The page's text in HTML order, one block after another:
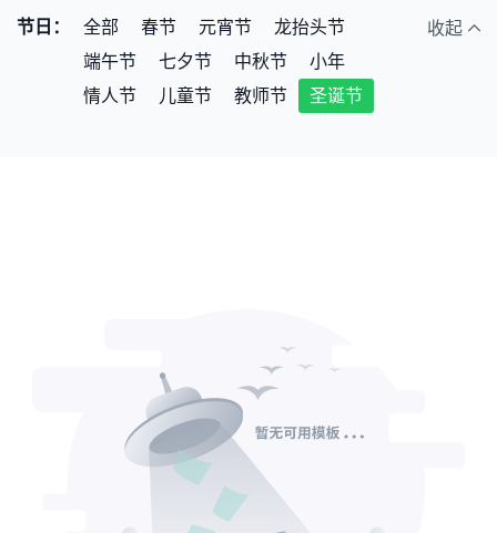
医药医疗
影视传媒
农业养殖
公益宣传
室内装修
美容彩妆
餐饮美食
绿色环保
体育运动
节日： 全部 春节 元宵节
龙抬头节
端午节
七夕节 中秋节
小年
情人节
儿童节 教师节 圣诞节
收起